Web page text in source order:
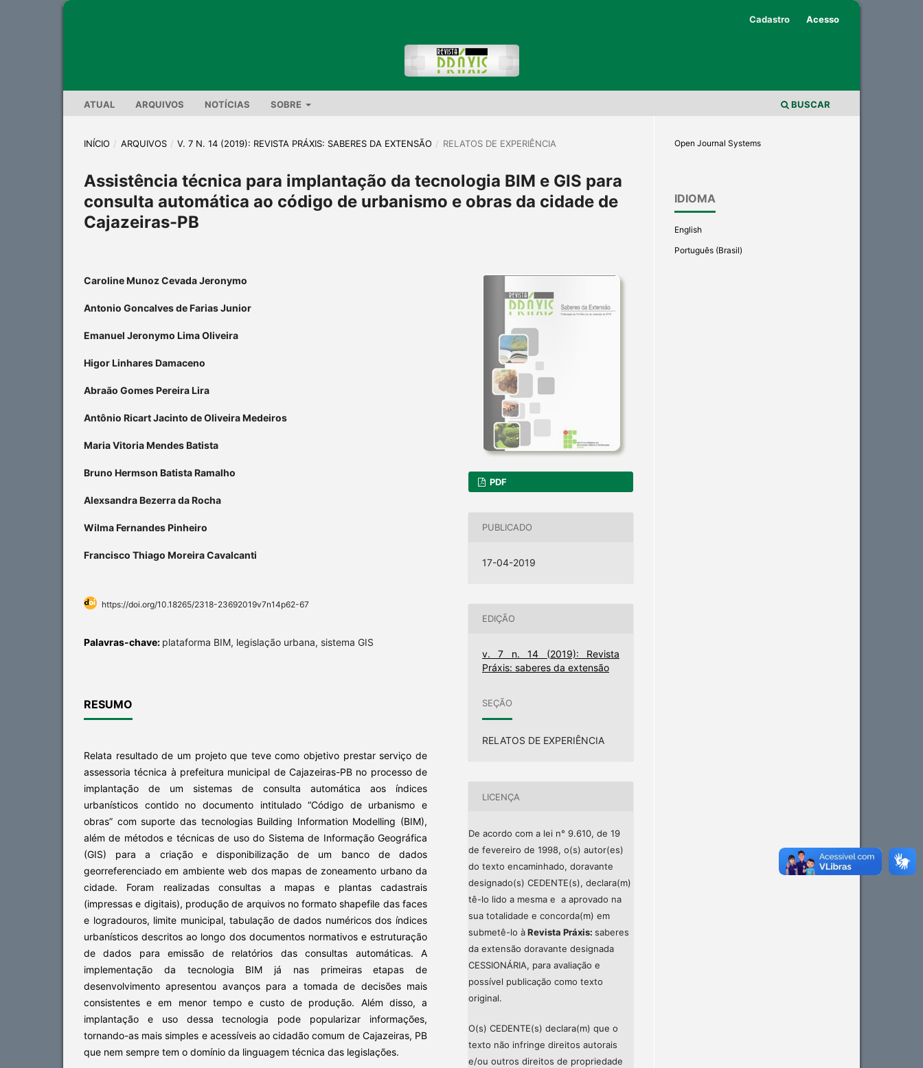
ATUAL ARQUIVOS NOTÍCIAS SOBRE BUSCAR
Cadastro Acesso
INÍCIO / ARQUIVOS / V. 7 N. 14 (2019): REVISTA PRÁXIS: SABERES DA EXTENSÃO / RELATOS DE EXPERIÊNCIA
Assistência técnica para implantação da tecnologia BIM e GIS para
consulta automática ao código de urbanismo e obras da cidade de
Cajazeiras-PB
Caroline Munoz Cevada Jeronymo
Antonio Goncalves de Farias Junior
Emanuel Jeronymo Lima Oliveira
Higor Linhares Damaceno
Abraão Gomes Pereira Lira
Antônio Ricart Jacinto de Oliveira Medeiros
Maria Vitoria Mendes Batista
Bruno Hermson Batista Ramalho
Alexsandra Bezerra da Rocha
Wilma Fernandes Pinheiro
Francisco Thiago Moreira Cavalcanti
https://doi.org/10.18265/2318-23692019v7n14p62-67
Palavras-chave: plataforma BIM, legislação urbana, sistema GIS
RESUMO
Relata resultado de um projeto que teve como objetivo prestar serviço de
assessoria técnica à prefeitura municipal de Cajazeiras-PB no processo de
implantação de um sistemas de consulta automática aos índices
urbanísticos contido no documento intitulado “Código de urbanismo e
obras” com suporte das tecnologias Building Information Modelling (BIM),
além de métodos e técnicas de uso do Sistema de Informação Geográfica
(GIS) para a criação e disponibilização de um banco de dados
georreferenciado em ambiente web dos mapas de zoneamento urbano da
cidade. Foram realizadas consultas a mapas e plantas cadastrais
(impressas e digitais), produção de arquivos no formato shapefile das faces
e logradouros, limite municipal, tabulação de dados numéricos dos índices
urbanísticos descritos ao longo dos documentos normativos e estruturação
de dados para emissão de relatórios das consultas automáticas. A
implementação da tecnologia BIM já nas primeiras etapas de
desenvolvimento apresentou avanços para a tomada de decisões mais
consistentes e em menor tempo e custo de produção. Além disso, a
implantação e uso dessa tecnologia pode popularizar informações,
tornando-as mais simples e acessíveis ao cidadão comum de Cajazeiras, PB
que nem sempre tem o domínio da linguagem técnica das legislações.
PDF
PUBLICADO
17-04-2019
EDIÇÃO
v. 7 n. 14 (2019): Revista
Práxis: saberes da extensão
SEÇÃO
RELATOS DE EXPERIÊNCIA
LICENÇA
De acordo com a lei n° 9.610, de 19
de fevereiro de 1998, o(s) autor(es)
do texto encaminhado, doravante
designado(s) CEDENTE(s), declara(m)
tê-lo lido a mesma e a aprovado na
sua totalidade e concorda(m) em
submetê-lo àRevista Práxis: saberes
da extensão doravante designada
CESSIONÁRIA, para avaliação e
possível publicação como texto
original.
O(s) CEDENTE(s) declara(m) que o
texto não infringe direitos autorais
e/ou outros direitos de propriedade
Open Journal Systems
IDIOMA
English
Português (Brasil)